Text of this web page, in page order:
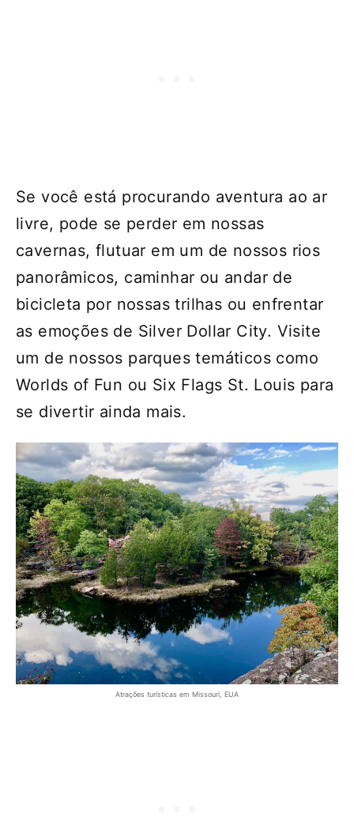
Se você está procurando aventura ao ar
livre, pode se perder em nossas
cavernas, flutuar em um de nossos rios
panorâmicos, caminhar ou andar de
bicicleta por nossas trilhas ou enfrentar
as emoções de Silver Dollar City. Visite
um de nossos parques temáticos como
Worlds of Fun ou Six Flags St. Louis para
se divertir ainda mais.
Atrações turísticas em Missouri, EUA